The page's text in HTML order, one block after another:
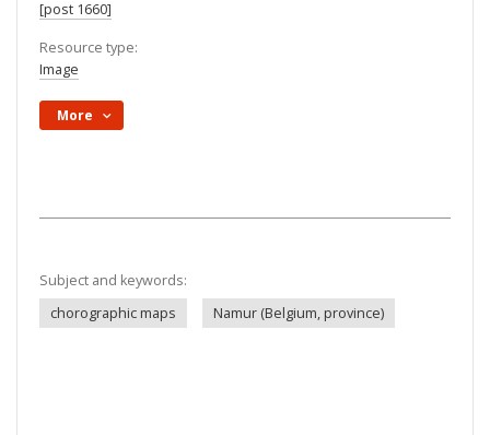
[post 1660]
Resource type:
Image
More
Subject and keywords:
chorographic maps
Namur (Belgium, province)